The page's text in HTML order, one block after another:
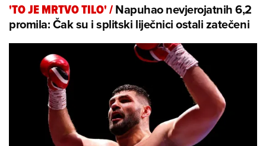
'TO JE MRTVO TILO'/Napuhao nevjerojatnih 6,2
promila: Čak su i splitski liječnici ostali zatečeni